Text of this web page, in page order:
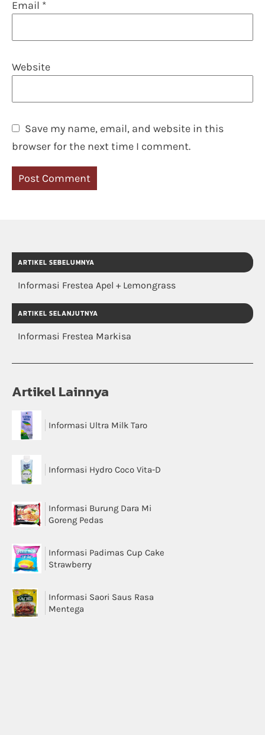
Email *
Website
Save my name, email, and website in this
browser for the next time I comment.
ARTIKEL SEBELUMNYA
Informasi Frestea Apel + Lemongrass
ARTIKEL SELANJUTNYA
Informasi Frestea Markisa
Artikel Lainnya
Informasi Ultra Milk Taro
Informasi Hydro Coco Vita-D
Informasi Burung Dara Mi
Goreng Pedas
Informasi Padimas Cup Cake
Strawberry
Informasi Saori Saus Rasa
Mentega